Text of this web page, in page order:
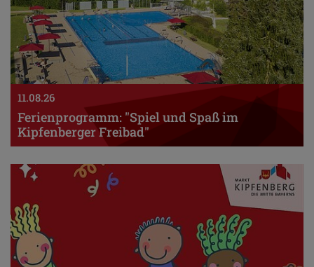
11.08.26
Ferienprogramm: "Spiel und Spaß im
Kipfenberger Freibad"